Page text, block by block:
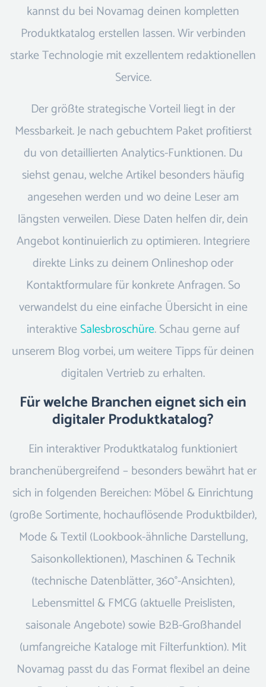
kannst du bei Novamag deinen kompletten
Produktkatalog erstellen lassen. Wir verbinden
starke Technologie mit exzellentem redaktionellen
Service.
Der größte strategische Vorteil liegt in der
Messbarkeit. Je nach gebuchtem Paket profitierst
du von detaillierten Analytics-Funktionen. Du
siehst genau, welche Artikel besonders häufig
angesehen werden und wo deine Leser am
längsten verweilen. Diese Daten helfen dir, dein
Angebot kontinuierlich zu optimieren. Integriere
direkte Links zu deinem Onlineshop oder
Kontaktformulare für konkrete Anfragen. So
verwandelst du eine einfache Übersicht in eine
interaktiveSalesbroschüre. Schau gerne auf
unserem Blog vorbei, um weitere Tipps für deinen
digitalen Vertrieb zu erhalten.
Für welche Branchen eignet sich ein
digitaler Produktkatalog?
Ein interaktiver Produktkatalog funktioniert
branchenübergreifend – besonders bewährt hat er
sich in folgenden Bereichen: Möbel & Einrichtung
(große Sortimente, hochauflösende Produktbilder),
Mode & Textil (Lookbook-ähnliche Darstellung,
Saisonkollektionen), Maschinen & Technik
(technische Datenblätter, 360°-Ansichten),
Lebensmittel & FMCG (aktuelle Preislisten,
saisonale Angebote) sowie B2B-Großhandel
(umfangreiche Kataloge mit Filterfunktion). Mit
Novamag passt du das Format flexibel an deine